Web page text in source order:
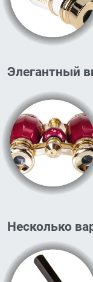
Элегантный
Несколько